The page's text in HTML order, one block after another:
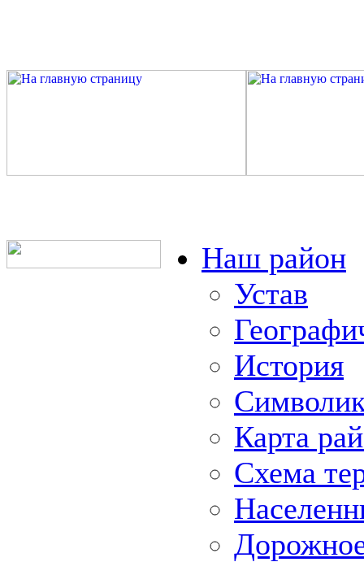
Наш район
Устав
История
Карта
Схема